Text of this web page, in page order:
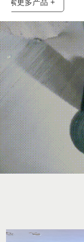
探索更多产品 +